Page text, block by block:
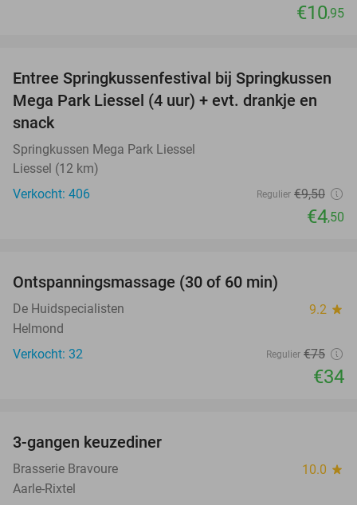
€10,95
53%
Entree Springkussenfestival bij Springkussen
Mega Park Liessel (4 uur) + evt. drankje en
snack
Springkussen Mega Park Liessel
Liessel (12 km)
Verkocht: 406
Regulier €9,50
€4,50
Ontspanningsmassage (30 of 60 min)
De Huidspecialisten 9.2 star
Helmond
Verkocht: 32
Regulier €75
€34
3-gangen keuzediner
Brasserie Bravoure 10.0 star
Aarle-Rixtel